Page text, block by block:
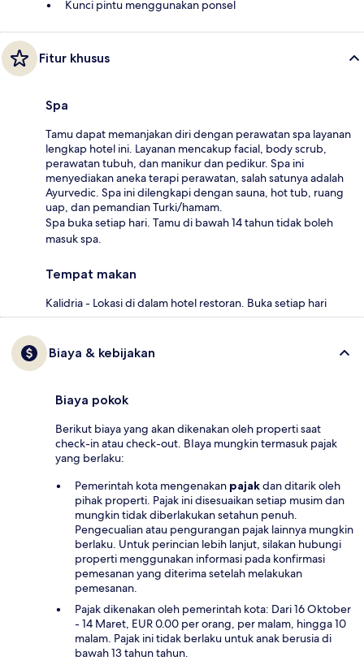
Kunci pintu menggunakan ponsel
Fitur khusus
Spa
Tamu dapat memanjakan diri dengan perawatan spa layanan
lengkap hotel ini. Layanan mencakup facial, body scrub,
perawatan tubuh, dan manikur dan pedikur. Spa ini
menyediakan aneka terapi perawatan, salah satunya adalah
Ayurvedic. Spa ini dilengkapi dengan sauna, hot tub, ruang
uap, dan pemandian Turki/hamam.
Spa buka setiap hari. Tamu di bawah 14 tahun tidak boleh
masuk spa.
Tempat makan
Kalidria - Lokasi di dalam hotel restoran. Buka setiap hari
Biaya & kebijakan
Biaya pokok
Berikut biaya yang akan dikenakan oleh properti saat
check-in atau check-out. BIaya mungkin termasuk pajak
yang berlaku:
Pemerintah kota mengenakan pajakdan ditarik oleh
pihak properti. Pajak ini disesuaikan setiap musim dan
mungkin tidak diberlakukan setahun penuh.
Pengecualian atau pengurangan pajak lainnya mungkin
berlaku. Untuk perincian lebih lanjut, silakan hubungi
properti menggunakan informasi pada konfirmasi
pemesanan yang diterima setelah melakukan
pemesanan.
Pajak dikenakan oleh pemerintah kota: Dari 16 Oktober
- 14 Maret, EUR 0.00 per orang, per malam, hingga 10
malam. Pajak ini tidak berlaku untuk anak berusia di
bawah 13 tahun tahun.